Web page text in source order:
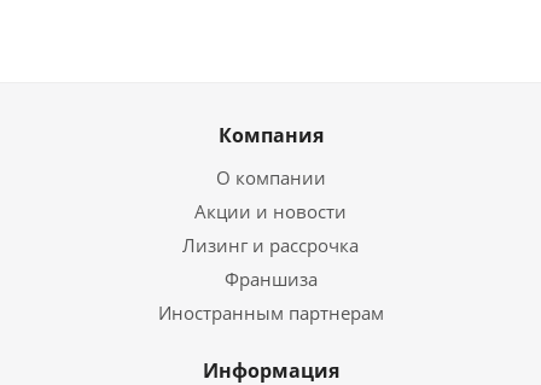
Компания
О компании
Акции и новости
Лизинг и рассрочка
Франшиза
Иностранным партнерам
Информация